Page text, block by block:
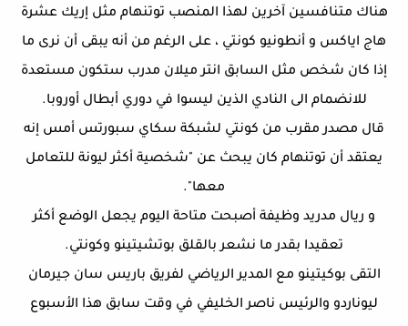
هناك متنافسين آخرين لهذا المنصب توتنهام مثل إريك عشرة
هاج اياكس و أنطونيو كونتي ، على الرغم من أنه يبقى أن نرى ما
إذا كان شخص مثل السابق انتر ميلان مدرب ستكون مستعدة
للانضمام الى النادي الذين ليسوا في دوري أبطال أوروبا.
قال مصدر مقرب من كونتي لشبكة سكاي سبورتس أمس إنه
يعتقد أن توتنهام كان يبحث عن "شخصية أكثر ليونة للتعامل
معها".
و ريال مدريد وظيفة أصبحت متاحة اليوم يجعل الوضع أكثر
تعقيدا بقدر ما نشعر بالقلق بوتشيتينو وكونتي.
التقى بوكيتينو مع المدير الرياضي لفريق باريس سان جيرمان
ليوناردو والرئيس ناصر الخليفي في وقت سابق هذا الأسبوع